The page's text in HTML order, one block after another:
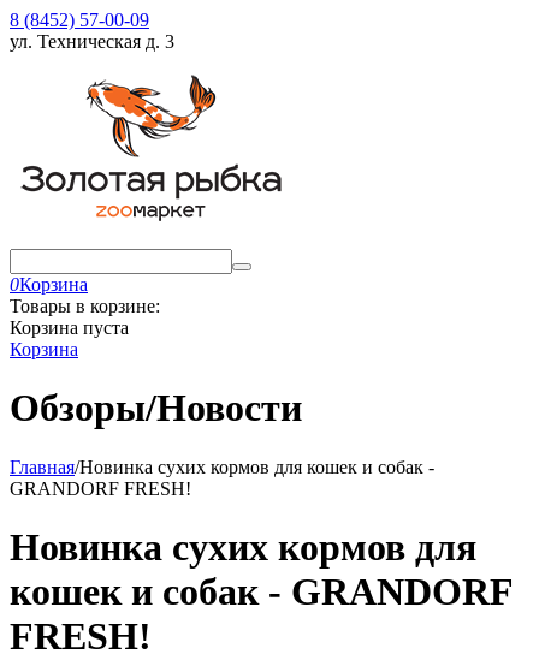
8 (8452) 57-00-09
ул. Техническая д. 3
0Корзина
Товары в корзине:
Корзина пуста
Корзина
Обзоры/Новости
Главная/Новинка сухих кормов для кошек и собак -
GRANDORF FRESH!
Новинка сухих кормов для
кошек и собак - GRANDORF
FRESH!